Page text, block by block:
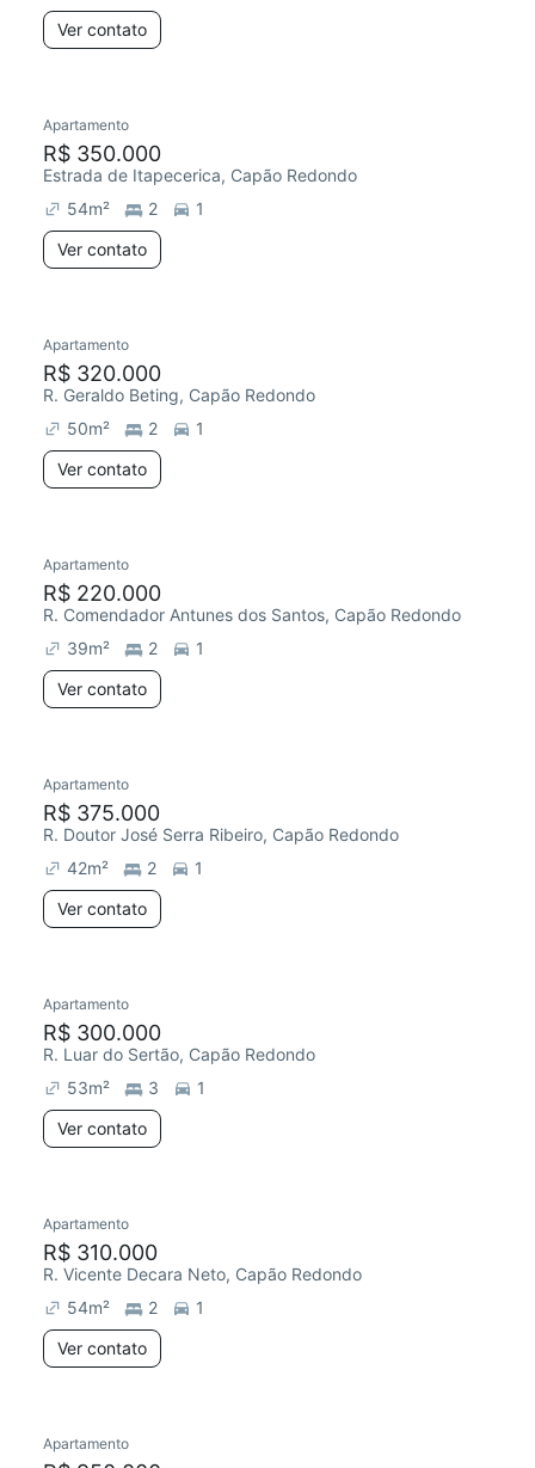
Ver contato
Redecorar
Apartamento
R$ 350.000
Estrada de Itapecerica, Capão Redondo
54m² 2
1
Ver contato
Apartamento
R$ 320.000
R. Geraldo Beting, Capão Redondo
50m² 2
1
Ver contato
Redecorar
Apartamento
R$ 220.000
R. Comendador Antunes dos Santos, Capão Redondo
39m² 2
1
Ver contato
Redecorar
Apartamento
R$ 375.000
R. Doutor José Serra Ribeiro, Capão Redondo
42m² 2
1
Ver contato
Redecorar
Apartamento
R$ 300.000
R. Luar do Sertão, Capão Redondo
53m² 3
1
Ver contato
Apartamento
R$ 310.000
R. Vicente Decara Neto, Capão Redondo
54m² 2
1
Ver contato
Apartamento